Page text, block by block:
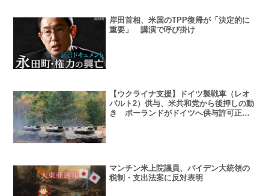
岸田首相、米国のTPP復帰が「決定的に
重要」 講演で呼び掛け
【ウクライナ支援】ドイツ製戦車（レオ
パルト2）供与、米共和党から後押しの動
き ポーランドがドイツへ供与許可正式
マンチン米上院議員、バイデン大統領の
税制・支出法案に反対表明